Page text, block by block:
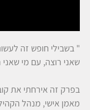
" בשבילי חופש זה
שאני רוצה, עם מי
בפרק זה אירחתי את
מאמן אישי, מנהל